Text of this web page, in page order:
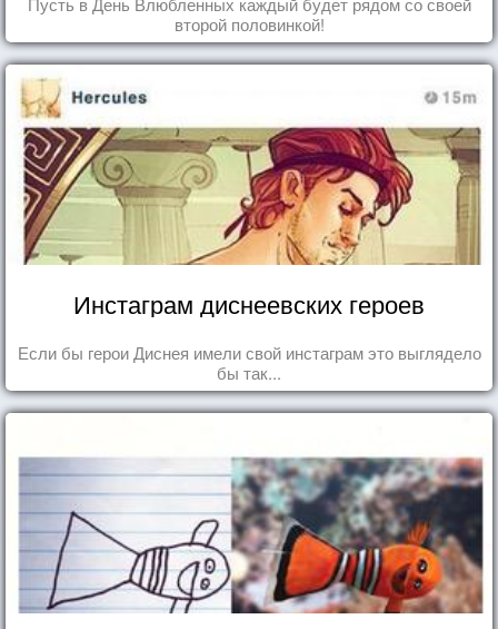
второй половинкой!
Инстаграм диснеевских героев
Если бы герои Диснея имели свой инстаграм это выглядело
бы так...